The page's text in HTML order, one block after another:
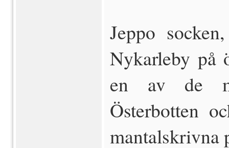
Jeppo
Nykarleby på
en av de
Österbotten
mantalskrivna